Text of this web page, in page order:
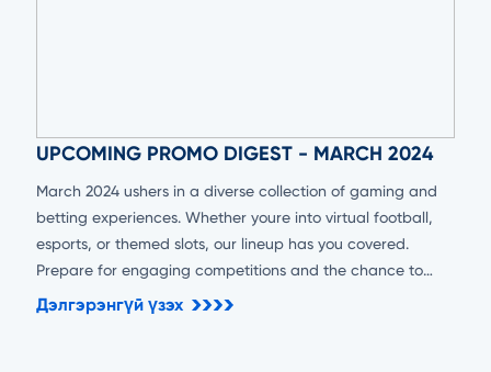
UPCOMING PROMO DIGEST - MARCH 2024
March 2024 ushers in a diverse collection of gaming and
betting experiences. Whether youre into virtual football,
esports, or themed slots, our lineup has you covered.
Prepare for engaging competitions and the chance to
secure substantial rewards!
Дэлгэрэнгүй үзэх